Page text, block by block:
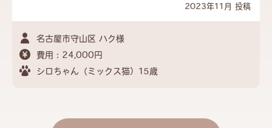
2023年11月 投稿
名古屋市守山区 ハク様
費用：24,000円
シロちゃん（ミックス猫）15歳